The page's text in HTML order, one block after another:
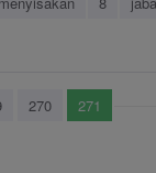
270 271